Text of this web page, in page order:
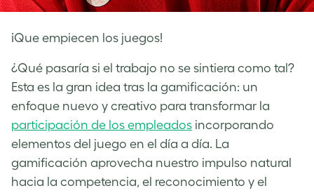
¡Que empiecen los juegos!
¿Qué pasaría si el trabajo no se sintiera como tal?
Esta es la gran idea tras la gamificación: un
enfoque nuevo y creativo para transformar la
participación de los empleados incorporando
elementos del juego en el día a día. La
gamificación aprovecha nuestro impulso natural
hacia la competencia, el reconocimiento y el